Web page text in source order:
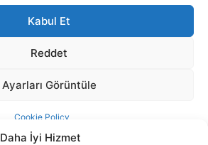
İyi Hizmet